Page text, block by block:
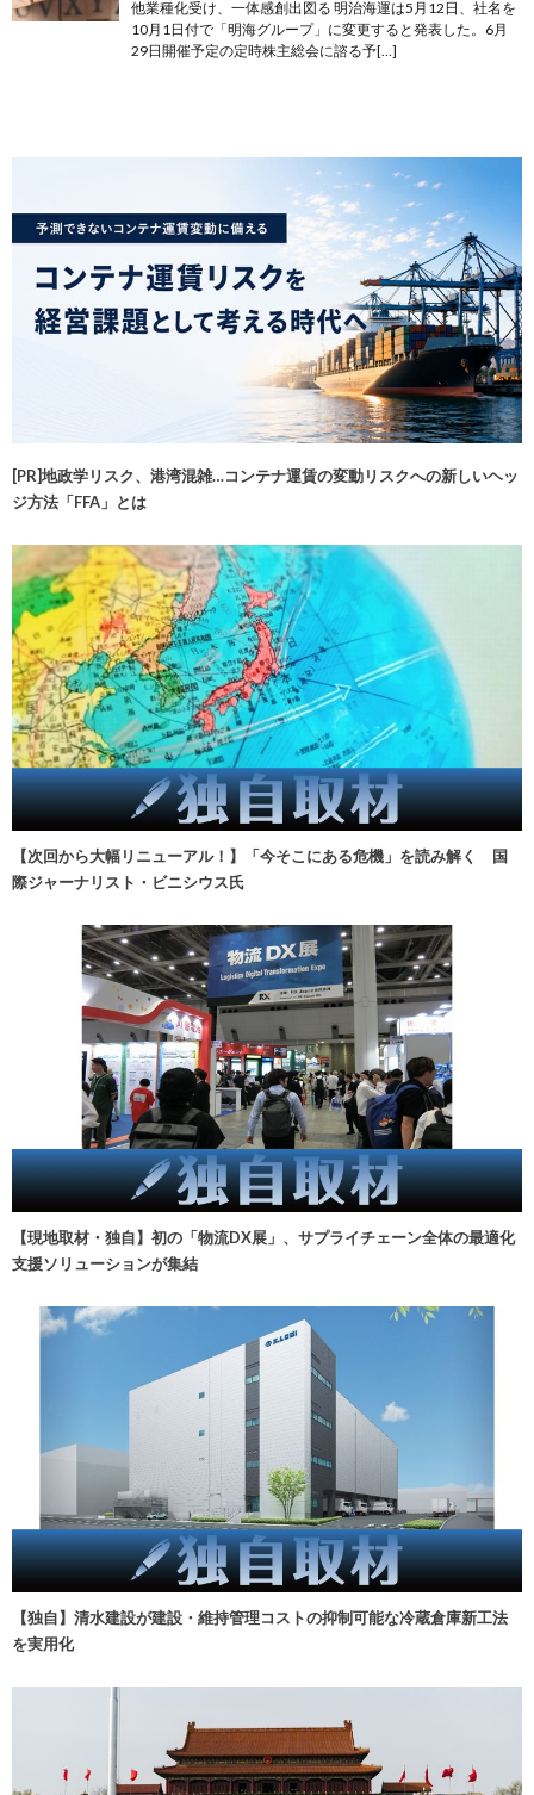
他業種化受け、一体感創出図る 明治海運は5月12日、社名を
10月1日付で「明海グループ」に変更すると発表した。6月
29日開催予定の定時株主総会に諮る予[…]
[PR]地政学リスク、港湾混雑…コンテナ運賃の変動リスクへの新しいヘッ
ジ方法「FFA」とは
【次回から大幅リニューアル！】「今そこにある危機」を読み解く 国
際ジャーナリスト・ビニシウス氏
【現地取材・独自】初の「物流DX展」、サプライチェーン全体の最適化
支援ソリューションが集結
【独自】清水建設が建設・維持管理コストの抑制可能な冷蔵倉庫新工法
を実用化